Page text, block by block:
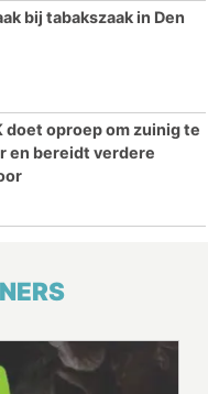
bij tabakszaak in Den
doet oproep om zuinig te
en bereidt verdere